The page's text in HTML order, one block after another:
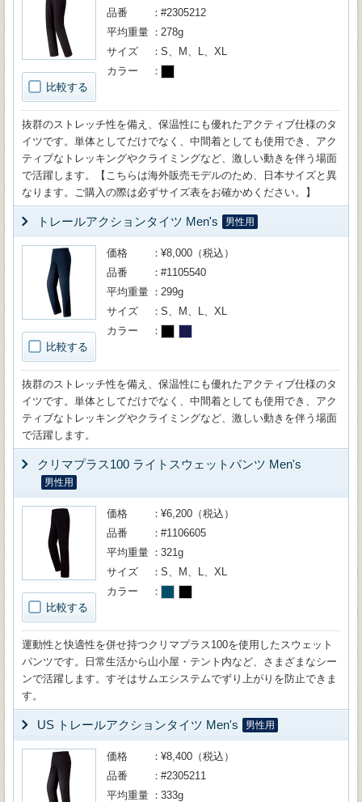
比較する
品番
#2305212
平均重量
278g
サイズ
S、M、L、XL
カラー
抜群のストレッチ性を備え、保温性にも優れたアクティブ仕様のタ
イツです。単体としてだけでなく、中間着としても使用でき、アク
ティブなトレッキングやクライミングなど、激しい動きを伴う場面
で活躍します。【こちらは海外販売モデルのため、日本サイズと異
なります。ご購入の際は必ずサイズ表をお確かめください。】
トレールアクションタイツ Men's 男性用
比較する
価格
¥8,000（税込）
品番
#1105540
平均重量
299g
サイズ
S、M、L、XL
カラー
抜群のストレッチ性を備え、保温性にも優れたアクティブ仕様のタ
イツです。単体としてだけでなく、中間着としても使用でき、アク
ティブなトレッキングやクライミングなど、激しい動きを伴う場面
で活躍します。
クリマプラス100 ライトスウェットパンツ Men's
男性用
比較する
価格
¥6,200（税込）
品番
#1106605
平均重量
321g
サイズ
S、M、L、XL
カラー
運動性と快適性を併せ持つクリマプラス100を使用したスウェット
パンツです。日常生活から山小屋・テント内など、さまざまなシー
ンで活躍します。すそはサムエシステムでずり上がりを防止できま
す。
US トレールアクションタイツ Men's 男性用
価格
¥8,400（税込）
品番
#2305211
平均重量
333g